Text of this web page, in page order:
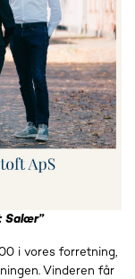
Salær”
i vores forretning,
Vinderen får